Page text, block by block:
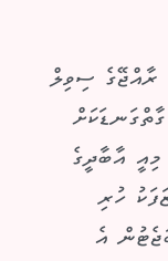
ރާއްޖޭގެ ސިވިލް
މިއީ އާބާދީގެ
ހުރި
އެ